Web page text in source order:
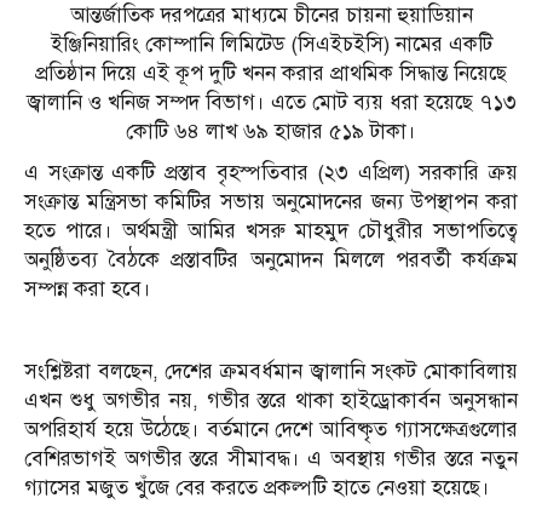
আন্তর্জাতিক দরপত্রের মাধ্যমে চীনের চায়না হুয়াডিয়ান
ইঞ্জিনিয়ারিং কোম্পানি লিমিটেড (সিএইচইসি) নামের একটি
প্রতিষ্ঠান দিয়ে এই কূপ দুটি খনন করার প্রাথমিক সিদ্ধান্ত নিয়েছে
জ্বালানি ও খনিজ সম্পদ বিভাগ। এতে মোট ব্যয় ধরা হয়েছে ৭১৩
কোটি ৬৪ লাখ ৬৯ হাজার ৫১৯ টাকা।
এ সংক্রান্ত একটি প্রস্তাব বৃহস্পতিবার (২৩ এপ্রিল) সরকারি ক্রয়
সংক্রান্ত মন্ত্রিসভা কমিটির সভায় অনুমোদনের জন্য উপস্থাপন করা
হতে পারে। অর্থমন্ত্রী আমির খসরু মাহমুদ চৌধুরীর সভাপতিত্বে
অনুষ্ঠিতব্য বৈঠকে প্রস্তাবটির অনুমোদন মিললে পরবর্তী কর্যক্রম
সম্পন্ন করা হবে।
সংশ্লিষ্টরা বলছেন, দেশের ক্রমবর্ধমান জ্বালানি সংকট মোকাবিলায়
এখন শুধু অগভীর নয়, গভীর স্তরে থাকা হাইড্রোকার্বন অনুসন্ধান
অপরিহার্য হয়ে উঠেছে। বর্তমানে দেশে আবিষ্কৃত গ্যাসক্ষেত্রগুলোর
বেশিরভাগই অগভীর স্তরে সীমাবদ্ধ। এ অবস্থায় গভীর স্তরে নতুন
গ্যাসের মজুত খুঁজে বের করতে প্রকল্পটি হাতে নেওয়া হয়েছে।